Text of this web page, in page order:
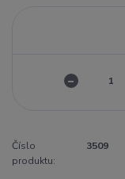
Číslo
produktu:
3509